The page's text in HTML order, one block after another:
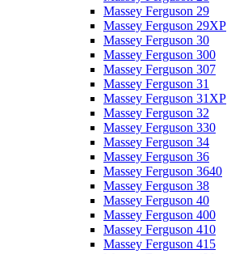
Massey Ferguson 29
Massey Ferguson 29XP
Massey Ferguson 30
Massey Ferguson 300
Massey Ferguson 307
Massey Ferguson 31
Massey Ferguson 31XP
Massey Ferguson 32
Massey Ferguson 330
Massey Ferguson 34
Massey Ferguson 36
Massey Ferguson 3640
Massey Ferguson 38
Massey Ferguson 40
Massey Ferguson 400
Massey Ferguson 410
Massey Ferguson 415